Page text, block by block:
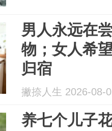
男人永远在
物；女人希
归宿
撇捺人生 2026-08-
养七个儿子